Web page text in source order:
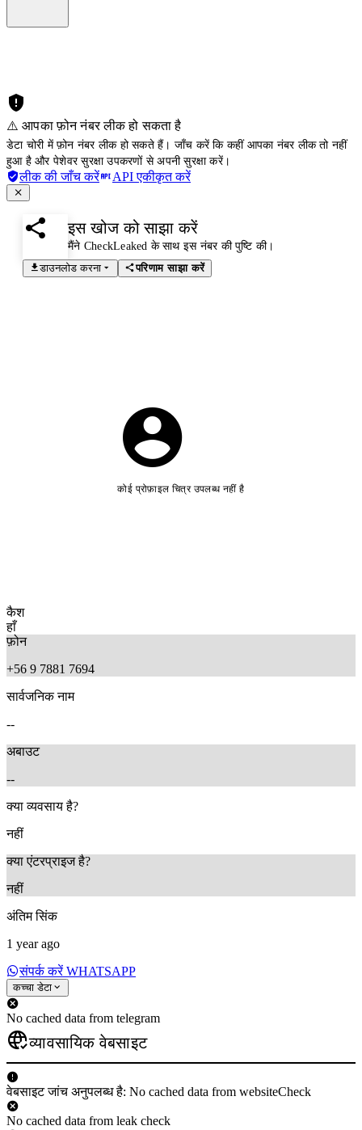
⚠️ आपका फ़ोन नंबर लीक हो सकता है
डेटा चोरी में फ़ोन नंबर लीक हो सकते हैं। जाँच करें कि कहीं आपका नंबर लीक तो नहीं
हुआ है और पेशेवर सुरक्षा उपकरणों से अपनी सुरक्षा करें।
लीक की जाँच करें API एकीकृत करें
इस खोज को साझा करें
मैंने CheckLeaked के साथ इस नंबर की पुष्टि की।
डाउनलोड करना
परिणाम साझा करें
कोई प्रोफ़ाइल चित्र उपलब्ध नहीं है
कैश
हाँ
फ़ोन
+56 9 7881 7694
सार्वजनिक नाम
--
अबाउट
--
क्या व्यवसाय है?
नहीं
क्या एंटरप्राइज है?
नहीं
अंतिम सिंक
1 year ago
संपर्क करें WHATSAPP
कच्चा डेटा
No cached data from telegram
व्यावसायिक वेबसाइट
वेबसाइट जांच अनुपलब्ध है: No cached data from websiteCheck
No cached data from leak check